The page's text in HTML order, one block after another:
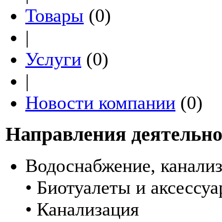
Товары (0)
|
Услуги (0)
|
Новости компании (0)
Направления
Водоснабжение,
• Биотуалеты и
• Канализация